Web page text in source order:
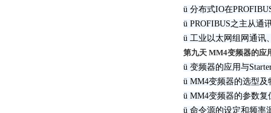
ü 分布式IO在
ü PROFIBUS之主从通
ü 工业以太网组网通讯
第九天 MM4变频器的应
ü 变频器的应用与
ü MM4变频器的选型及
ü MM4变频器的参数
ü 命令源的设定和频率